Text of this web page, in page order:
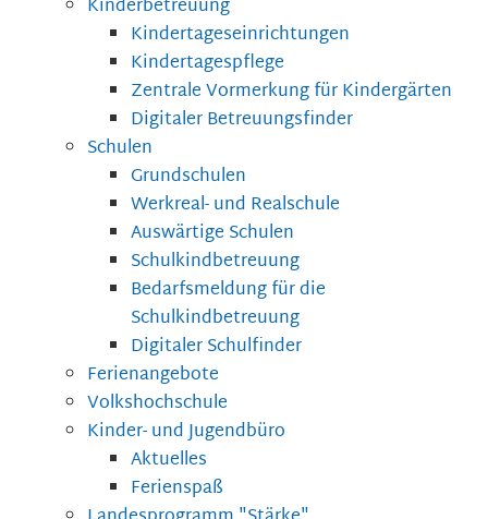
Kinderbetreuung
Kindertageseinrichtungen
Kindertagespflege
Zentrale Vormerkung für Kindergärten
Digitaler Betreuungsfinder
Schulen
Grundschulen
Werkreal- und Realschule
Auswärtige Schulen
Schulkindbetreuung
Bedarfsmeldung für die
Schulkindbetreuung
Digitaler Schulfinder
Ferienangebote
Volkshochschule
Kinder- und Jugendbüro
Aktuelles
Ferienspaß